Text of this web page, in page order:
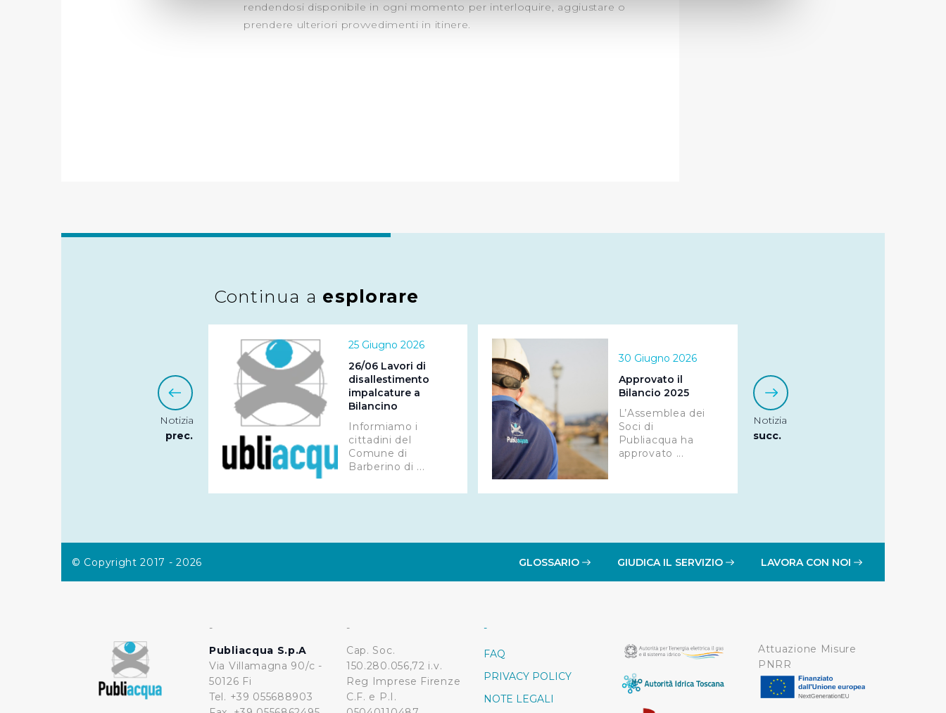
modificare o ritirare il tuo consenso in qualsiasi momento dalla Dichiarazione sui cookie.
dunque la continuazione della navigazione in assenza di cookie o altri sistemi di tracciamento ad esclusione di quelli
rendendosi disponibile in ogni momento per interloquire, aggiustare o
prendere ulteriori provvedimenti in itinere.
Continua a esplorare
Notizia
prec.
25 Giugno 2026
26/06 Lavori di
disallestimento
impalcature a
Bilancino
Informiamo i
cittadini del
Comune di
Barberino di ...
30 Giugno 2026
Approvato il
Bilancio 2025
L’Assemblea dei
Soci di
Publiacqua ha
approvato ...
Notizia
succ.
© Copyright 2017 - 2026 GLOSSARIO GIUDICA IL SERVIZIO LAVORA CON NOI
-
Publiacqua S.p.A
Via Villamagna 90/c -
50126 Fi
Tel. +39 055688903
-
Cap. Soc.
150.280.056,72 i.v.
Reg Imprese Firenze
C.F. e P.I.
-
FAQ
PRIVACY POLICY
NOTE LEGALI
Attuazione Misure
PNRR